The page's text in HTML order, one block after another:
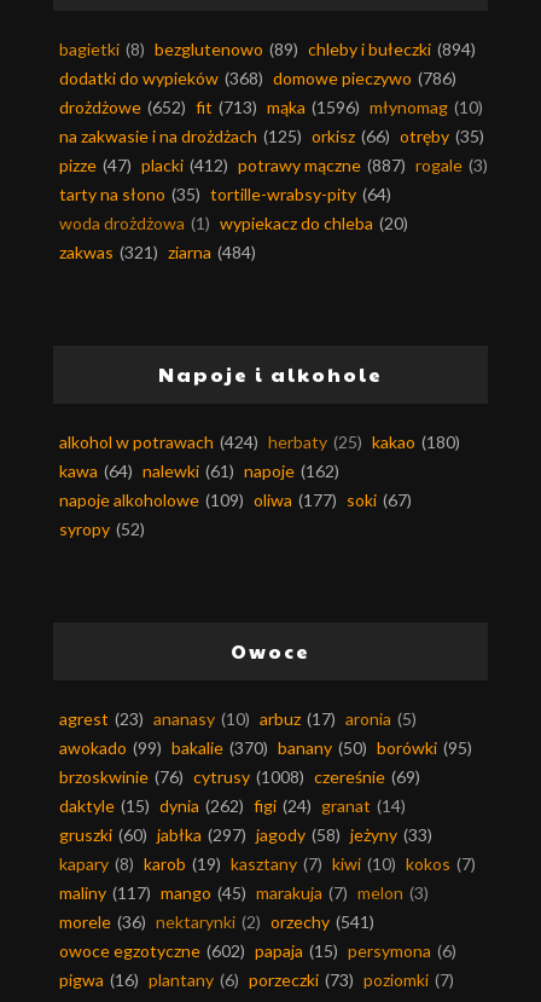
bagietki (8) bezglutenowo (89) chleby i bułeczki (894)
dodatki do wypieków (368) domowe pieczywo (786)
drożdżowe (652) fit (713) mąka (1596) młynomag (10)
na zakwasie i na drożdżach (125) orkisz (66) otręby (35)
pizze (47) placki (412) potrawy mączne (887) rogale (3)
tarty na słono (35) tortille-wrabsy-pity (64)
woda drożdżowa (1) wypiekacz do chleba (20)
zakwas (321) ziarna (484)
Napoje i alkohole
alkohol w potrawach (424) herbaty (25) kakao (180)
kawa (64) nalewki (61) napoje (162)
napoje alkoholowe (109) oliwa (177) soki (67)
syropy (52)
Owoce
agrest (23) ananasy (10) arbuz (17) aronia (5)
awokado (99) bakalie (370) banany (50) borówki (95)
brzoskwinie (76) cytrusy (1008) czereśnie (69)
daktyle (15) dynia (262) figi (24) granat (14)
gruszki (60) jabłka (297) jagody (58) jeżyny (33)
kapary (8) karob (19) kasztany (7) kiwi (10) kokos (7)
maliny (117) mango (45) marakuja (7) melon (3)
morele (36) nektarynki (2) orzechy (541)
owoce egzotyczne (602) papaja (15) persymona (6)
pigwa (16) plantany (6) porzeczki (73) poziomki (7)